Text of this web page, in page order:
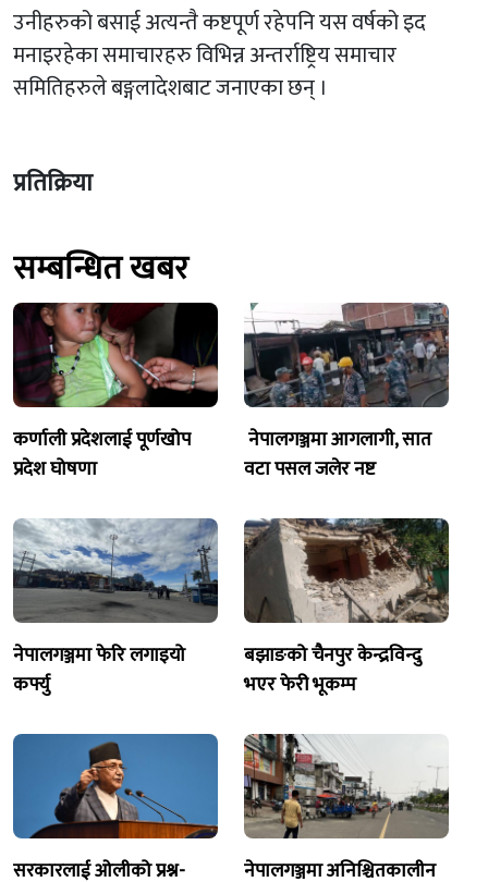
उनीहरुको बसाई अत्यन्तै कष्टपूर्ण रहेपनि यस वर्षको इद
मनाइरहेका समाचारहरु विभिन्न अन्तर्राष्ट्रिय समाचार
समितिहरुले बङ्गलादेशबाट जनाएका छन् ।
प्रतिक्रिया
सम्बन्धित खबर
कर्णाली प्रदेशलाई पूर्णखोप
प्रदेश घोषणा
नेपालगञ्जमा आगलागी, सात
वटा पसल जलेर नष्ट
नेपालगञ्जमा फेरि लगाइयो
कर्फ्यु
बझाङको चैनपुर केन्द्रविन्दु
भएर फेरी भूकम्प
सरकारलाई ओलीको प्रश्न-
नेपालगञ्जमा अनिश्चितकालीन